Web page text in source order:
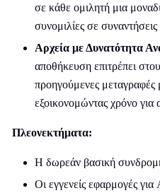
σε κάθε ομιλητή μια
συνομιλίες σε
Αρχεία με Δυνατότητα
αποθήκευση επιτρέπει
προηγούμενες μεταγραφές
εξοικονομώντας χρόνο
Πλεονεκτήματα:
Η δωρεάν βασική
Οι εγγενείς εφαρμογές